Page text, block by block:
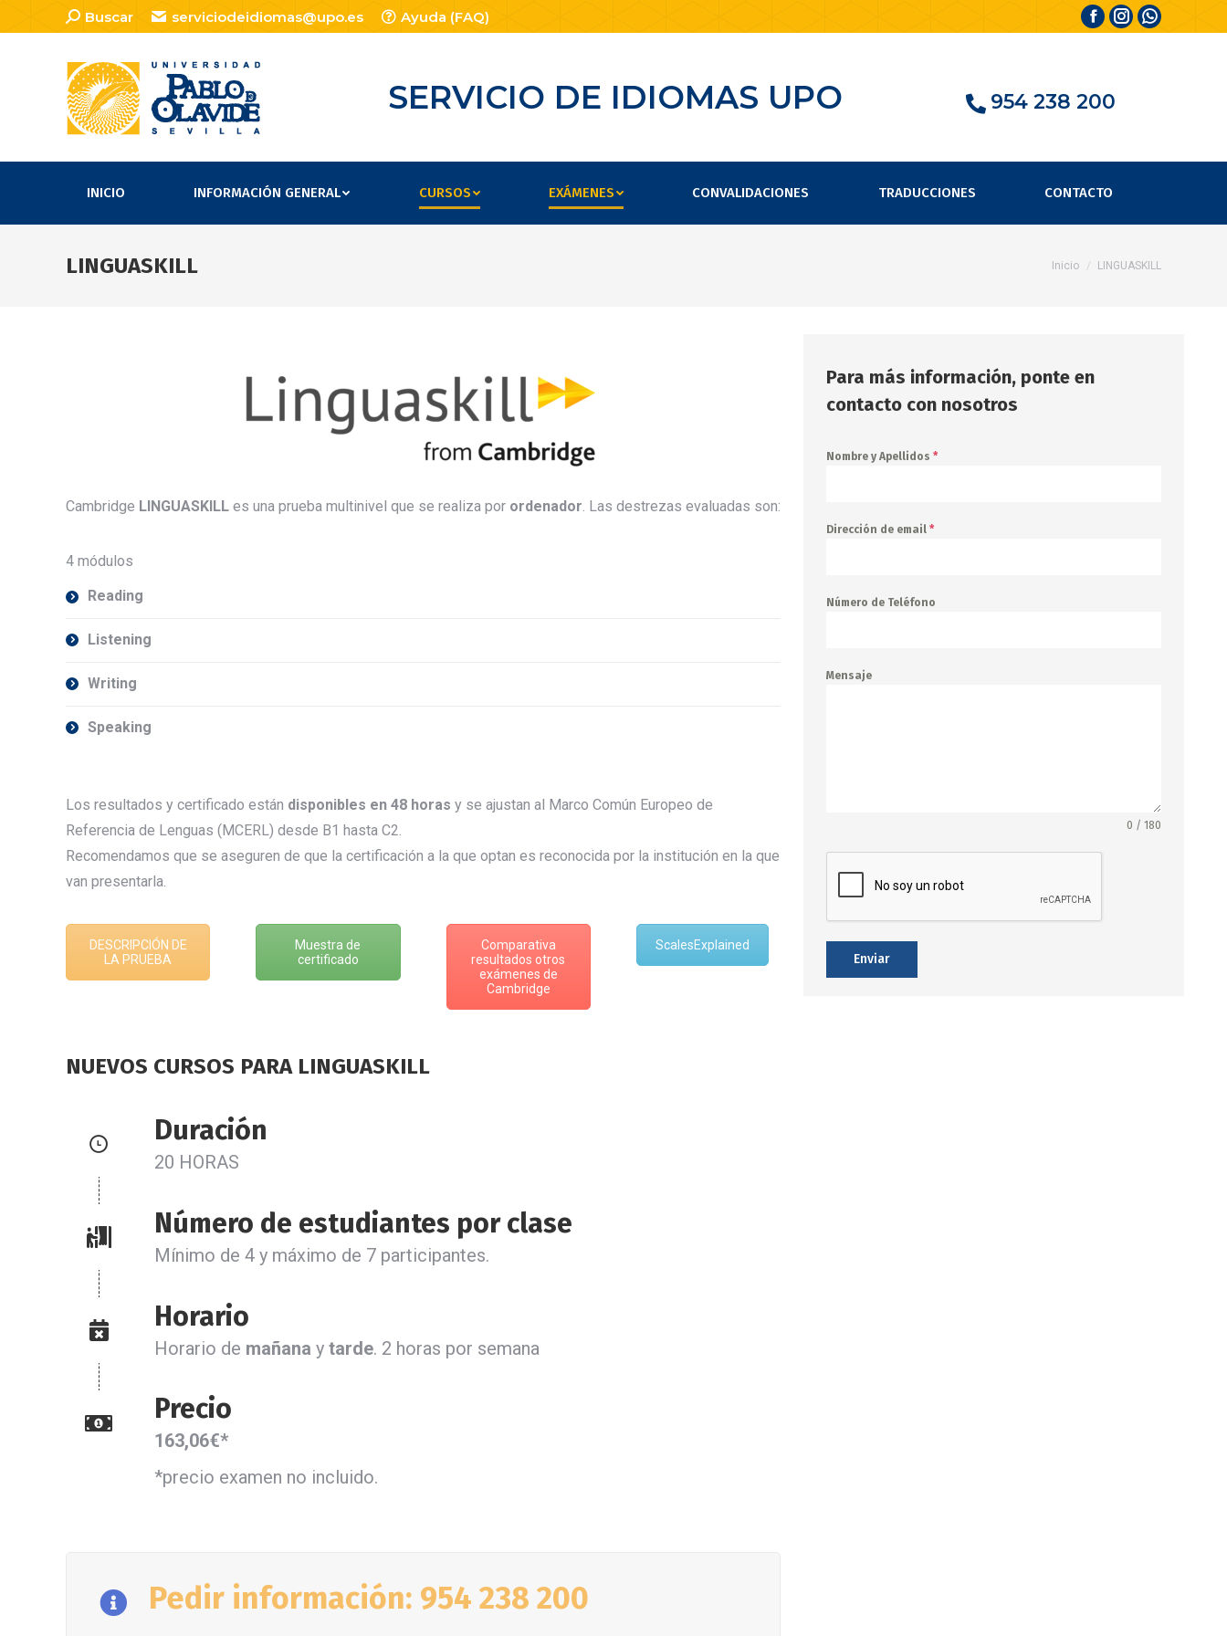
Buscar:
Buscar serviciodeidiomas@upo.es Ayuda (FAQ)
Facebook
in
InstagramWhatsapp
SERVICIO DE IDIOMAS UPO 954 238 200
INICIO INFORMACIÓN GENERAL CURSOS EXÁMENES CONVALIDACIONES TRADUCCIONES CONTACTO
LINGUASKILL Estás aquí:
Inicio LINGUASKILL
Cambridge LINGUASKILL es una prueba multinivel que se realiza por ordenador. Las destrezas evaluadas son:
4 módulos
Reading
Listening
Writing
Speaking
Los resultados y certificado están disponibles en 48 horas y se ajustan al Marco Común Europeo de
Referencia de Lenguas (MCERL) desde B1 hasta C2.
Recomendamos que se aseguren de que la certificación a la que optan es reconocida por la institución en la que
van presentarla.
DESCRIPCIÓN DE
LA PRUEBA
Muestra de
certificado
Comparativa
resultados otros
exámenes de
Cambridge
ScalesExplained
NUEVOS CURSOS PARA LINGUASKILL
Duración
20 HORAS
Número de estudiantes por clase
Mínimo de 4 y máximo de 7 participantes.
Horario
Horario de mañana y tarde. 2 horas por semana
Precio
163,06€*
*precio examen no incluido.
Pedir información: 954 238 200
Para más información, ponte en
contacto con nosotros
Nombre y Apellidos*
Dirección de email*
Número de Teléfono
Mensaje
0 / 180
Enviar